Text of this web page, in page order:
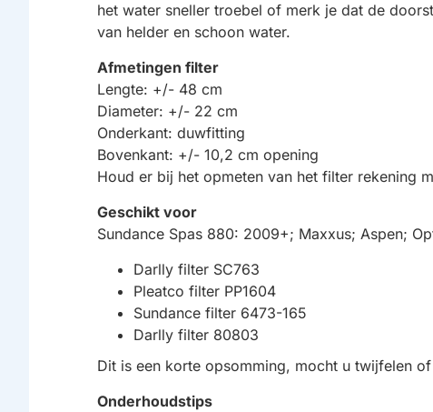
het water sneller troebel of merk je dat de
van helder en schoon water.
Afmetingen filter
Lengte: +/- 48 cm
Diameter: +/- 22 cm
Onderkant: duwfitting
Bovenkant: +/- 10,2 cm opening
Houd er bij het opmeten van het filter rekening
Geschikt voor
Sundance Spas 880: 2009+; Maxxus; Aspen;
Darlly filter SC763
Pleatco filter PP1604
Sundance filter 6473-165
Darlly filter 80803
Dit is een korte opsomming, mocht u twijfelen
Onderhoudstips